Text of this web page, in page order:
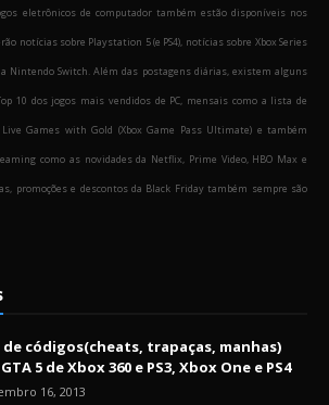
eletrônicos de computador também estão disponíveis nos
notícias sobre Playstation 5 (e PS4), notícias sobre Xbox Series
Nintendo Switch. Além das postagens diárias, existem alguns
10 dos jogos mais vendidos de PC, mensais como a lista de
Live Games with Gold (Xbox Game Pass Ultimate) e também
como as novidades da Netflix, Prime Video, HBO Max e
promoções e descontos da Black Friday também sempre são
de códigos(cheats, trapaças, manhas)
5 de Xbox 360 e PS3, Xbox One e PS4
16, 2013